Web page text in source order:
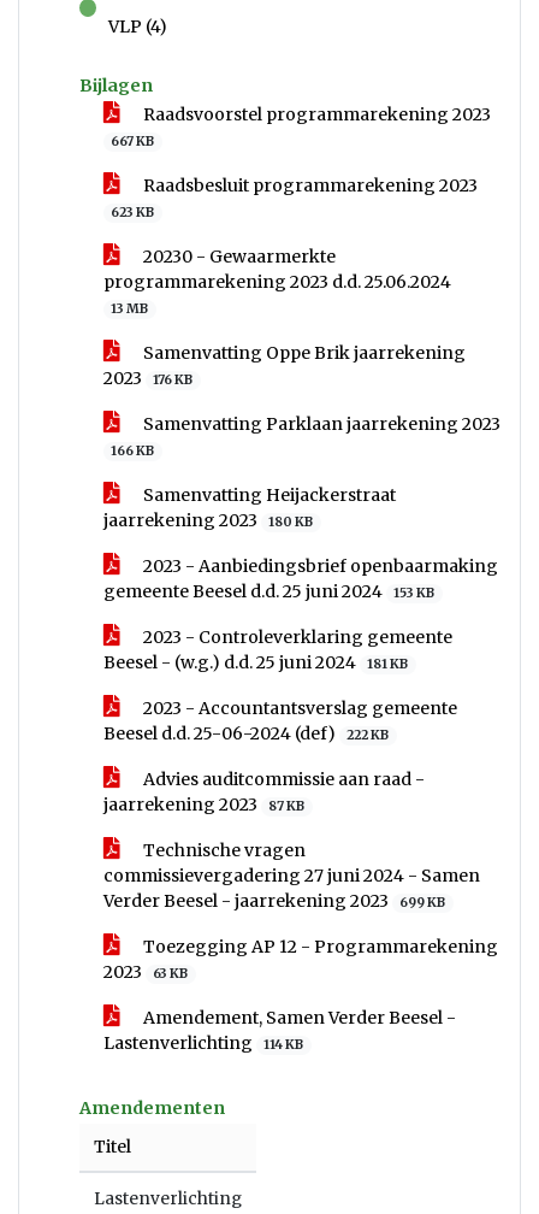
voorVLP (4)
Bijlagen
Raadsvoorstel programmarekening 2023
667 KB
Raadsbesluit programmarekening 2023
623 KB
20230 - Gewaarmerkte
programmarekening 2023 d.d. 25.06.2024
13 MB
Samenvatting Oppe Brik jaarrekening
2023
176 KB
Samenvatting Parklaan jaarrekening 2023
166 KB
Samenvatting Heijackerstraat
jaarrekening 2023
180 KB
2023 - Aanbiedingsbrief openbaarmaking
gemeente Beesel d.d. 25 juni 2024
153 KB
2023 - Controleverklaring gemeente
Beesel - (w.g.) d.d. 25 juni 2024
181 KB
2023 - Accountantsverslag gemeente
Beesel d.d. 25-06-2024 (def)
222 KB
Advies auditcommissie aan raad -
jaarrekening 2023
87 KB
Technische vragen
commissievergadering 27 juni 2024 - Samen
Verder Beesel - jaarrekening 2023
699 KB
Toezegging AP 12 - Programmarekening
2023
63 KB
Amendement, Samen Verder Beesel -
Lastenverlichting
114 KB
Amendementen
Titel
Lastenverlichting